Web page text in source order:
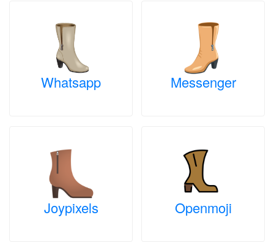
Whatsapp Messenger
Joypixels Openmoji